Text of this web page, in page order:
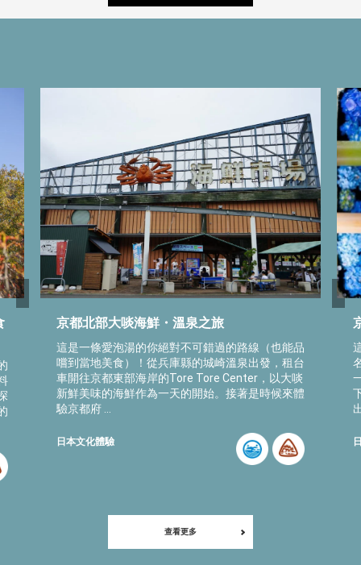
京都北部大啖海鮮・溫泉之旅
這是一條愛泡湯的你絕對不可錯過的路線（也能品
嚐到當地美食）！從兵庫縣的城崎溫泉出發，租台
車開往京都東部海岸的Tore Tore Center，以大啖
新鮮美味的海鮮作為一天的開始。接著是時候來體
驗京都府 ...
日本文化體驗
查看更多